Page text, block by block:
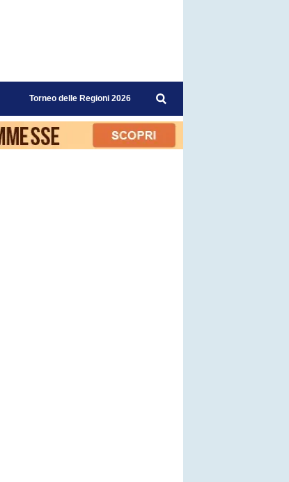
Torneo delle Regioni 2026